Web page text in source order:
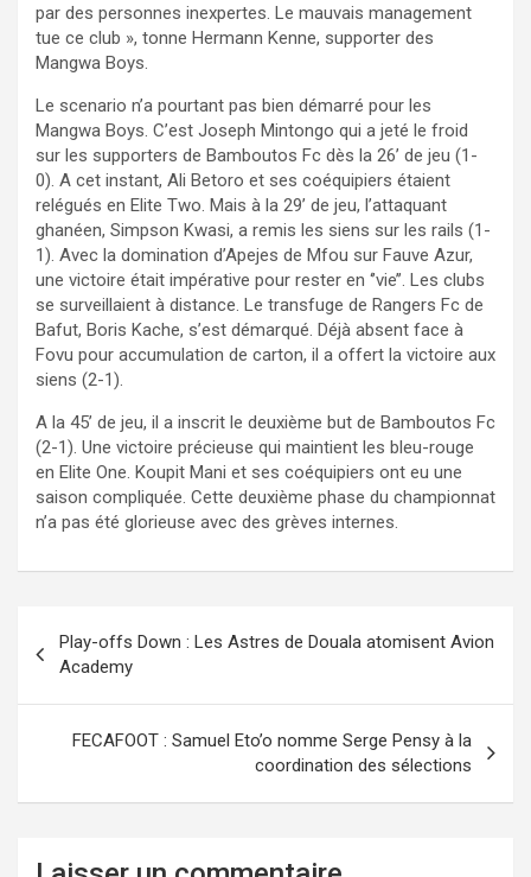
par des personnes inexpertes. Le mauvais management
tue ce club », tonne Hermann Kenne, supporter des
Mangwa Boys.
Le scenario n’a pourtant pas bien démarré pour les
Mangwa Boys. C’est Joseph Mintongo qui a jeté le froid
sur les supporters de Bamboutos Fc dès la 26’ de jeu (1-
0). A cet instant, Ali Betoro et ses coéquipiers étaient
relégués en Elite Two. Mais à la 29’ de jeu, l’attaquant
ghanéen, Simpson Kwasi, a remis les siens sur les rails (1-
1). Avec la domination d’Apejes de Mfou sur Fauve Azur,
une victoire était impérative pour rester en ‘’vie’’. Les clubs
se surveillaient à distance. Le transfuge de Rangers Fc de
Bafut, Boris Kache, s’est démarqué. Déjà absent face à
Fovu pour accumulation de carton, il a offert la victoire aux
siens (2-1).
A la 45’ de jeu, il a inscrit le deuxième but de Bamboutos Fc
(2-1). Une victoire précieuse qui maintient les bleu-rouge
en Elite One. Koupit Mani et ses coéquipiers ont eu une
saison compliquée. Cette deuxième phase du championnat
n’a pas été glorieuse avec des grèves internes.
de
l’article
Play-offs Down : Les Astres de Douala atomisent Avion
Academy
FECAFOOT : Samuel Eto’o nomme Serge Pensy à la
coordination des sélections